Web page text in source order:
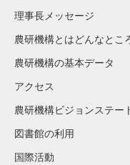
理事長メッセージ
農研機構とはどんなとこ
農研機構の基本データ
アクセス
農研機構ビジョンステー
図書館の利用
国際活動